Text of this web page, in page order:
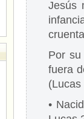
Jesús
Por
fuera
(Lucas
•